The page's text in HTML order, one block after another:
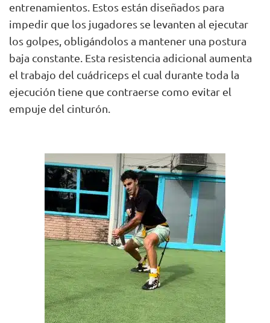
entrenamientos. Estos están diseñados para
impedir que los jugadores se levanten al ejecutar
los golpes, obligándolos a mantener una postura
baja constante. Esta resistencia adicional aumenta
el trabajo del cuádriceps el cual durante toda la
ejecución tiene que contraerse como evitar el
empuje del cinturón.